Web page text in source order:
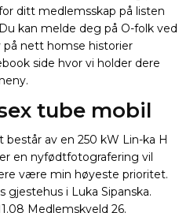
ditt medlemsskap på listen
kan melde deg på O-folk ved
på nett homse historier
side hvor vi holder dere
tube mobil
av en 250 kW Lin-ka H
en nyfødtfotografering vil
være min høyeste prioritet.
i Luka Sipanska.
Medlemskveld 26.